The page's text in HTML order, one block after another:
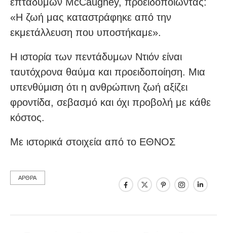
«Η ζωή μας καταστράφηκε από την
εκμετάλλευση που υποστήκαμε».
Η ιστορία των πεντάδυμων Ντιόν είναι
ταυτόχρονα θαύμα και προειδοποίηση. Μια
υπενθύμιση ότι η ανθρώπινη ζωή αξίζει
φροντίδα, σεβασμό και όχι προβολή με κάθε
κόστος.
Με ιστορικά στοιχεία από το ΕΘΝΟΣ
ΑΡΘΡΑ